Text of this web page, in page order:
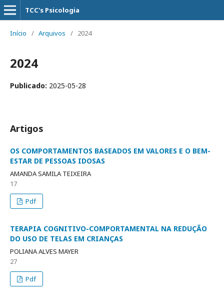
TCC's Psicologia
Início / Arquivos / 2024
2024
Publicado: 2025-05-28
Artigos
OS COMPORTAMENTOS BASEADOS EM VALORES E O BEM-
ESTAR DE PESSOAS IDOSAS
AMANDA SAMILA TEIXEIRA
17
Pdf
TERAPIA COGNITIVO-COMPORTAMENTAL NA REDUÇÃO
DO USO DE TELAS EM CRIANÇAS
POLIANA ALVES MAYER
27
Pdf